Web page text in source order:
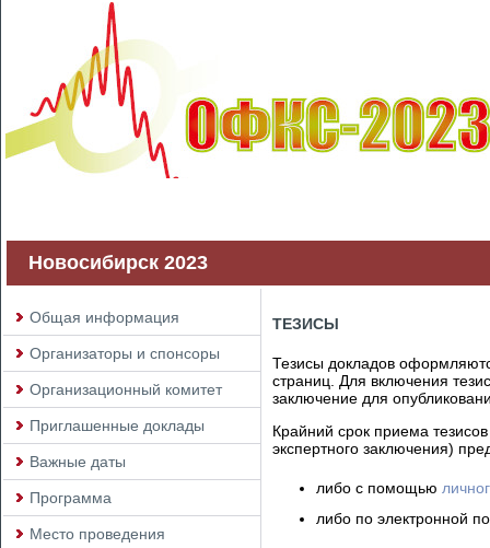
Новосибирск 2023
Общая информация
Организаторы и спонсоры
Организационный комитет
Приглашенные доклады
Важные даты
Программа
Место проведения
ТЕЗИСЫ
Тезисы докладов
страниц. Для включения
заключение для
Крайний срок приема
экспертного заключения)
либо с помощью
либо по электронной